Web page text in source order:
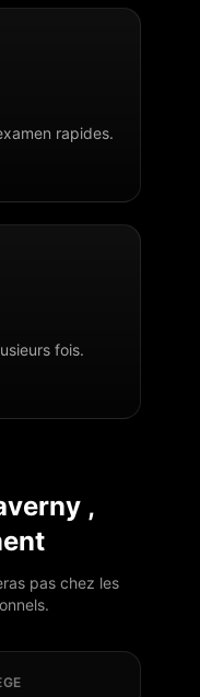
rapides.
fois.
,
pas chez les